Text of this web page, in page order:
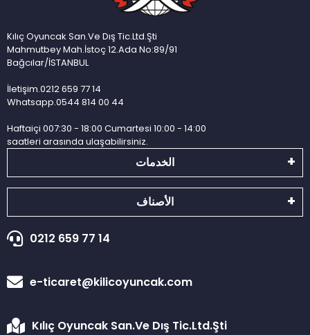
Kılıç Oyuncak San.Ve Dış Tic.Ltd.Şti
Mahmutbey Mah.İstoç 12.Ada No:89/91
Bağcılar/İSTANBUL
İletişim.0212 659 77 14
Whatsapp.0544 814 00 44
Haftaiçi 007:30 - 18:00 Cumartesi 10:00 - 14:00
saatleri arasında ulaşabilirsiniz.
الخدمات
الأصناف
0212 659 77 14
e-ticaret@kilicoyuncak.com
Kılıç Oyuncak San.Ve Dış Tic.Ltd.Şti